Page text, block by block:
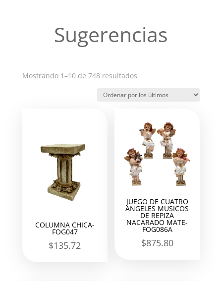
Sugerencias
Mostrando 1–10 de 748 resultadosOrdenado
los
COLUMNA CHICA-
FOG047
$135.72
JUEGO DE CUATRO
ANGELES MUSICOS
DE REPIZA
NACARADO MATE-
FOG086A
$875.80